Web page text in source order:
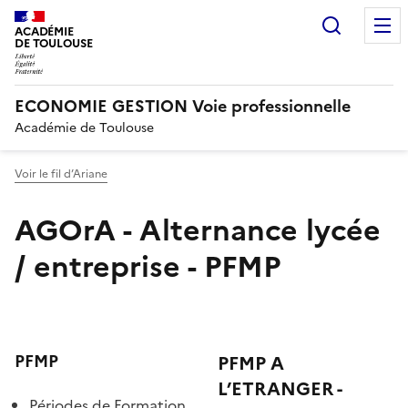
ACADÉMIE
DE TOULOUSE
ECONOMIE GESTION Voie professionnelle
Académie de Toulouse
Voir le fil d’Ariane
AGOrA - Alternance lycée
/ entreprise - PFMP
PFMP
PFMP A
L’ETRANGER -